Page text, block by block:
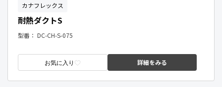
カナフレックス
耐熱ダクトS
型番： DC-CH-S-075
お気に入り 詳細をみる